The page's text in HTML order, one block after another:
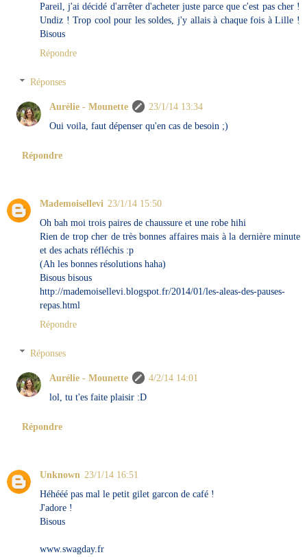
Pareil, j'ai décidé d'arrêter d'acheter juste parce que c'est pas cher !
Undiz ! Trop cool pour les soldes, j'y allais à chaque fois à Lille !
Bisous
Répondre
Réponses
Aurélie - Mounette
23/1/14 13:34
Oui voila, faut dépenser qu'en cas de besoin ;)
Répondre
Mademoisellevi 23/1/14 15:50
Oh bah moi trois paires de chaussure et une robe hihi
Rien de trop cher de très bonnes affaires mais à la dernière minute
et des achats réfléchis :p
(Ah les bonnes résolutions haha)
Bisous bisous
http://mademoisellevi.blogspot.fr/2014/01/les-aleas-des-pauses-
repas.html
Répondre
Réponses
Aurélie - Mounette
4/2/14 14:01
lol, tu t'es faite plaisir :D
Répondre
Unknown 23/1/14 16:51
Héhééé pas mal le petit gilet garcon de café !
J'adore !
Bisous
www.swagday.fr